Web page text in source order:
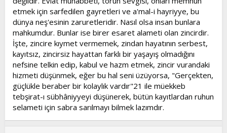
etmek için sarfedilen gayretleri ve a'mal-i hayriyye, bu
dünya neş'esinin zaruretleridir. Nasıl olsa insan bunlara
mahkumdur. Bunlar ise birer esaret alameti olan zincirdir.
İşte, zincire kıymet vermemek, zindan hayatının serbest,
kayıtsız, zincirsiz hayattan farklı bir yaşayış olmadığını
nefsine telkin edip, kabul ve hazm etmek, zincir vurandaki
hizmeti düşünmek, eğer bu hal seni üzüyorsa, "Gerçekten,
güçlükle beraber bir kolaylık vardır"21 ile müekkeb
tebşirat-ı sübhâniyyeyi düşünerek, bütün kayıtlardan ruhun
selameti için sabra sarılmayı bilmek lazımdır.